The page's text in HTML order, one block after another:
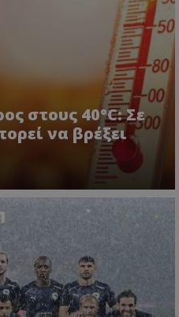
στους 40°C: Σε
να βρέξει